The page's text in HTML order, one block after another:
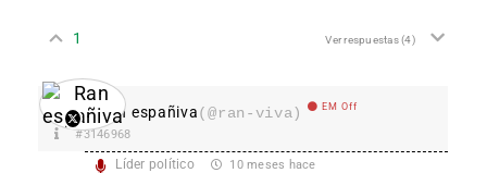
1 Ver respuestas(4)
Ran españiva(@ran-viva) EM Off
#3146968
Líder político 10 meses hace